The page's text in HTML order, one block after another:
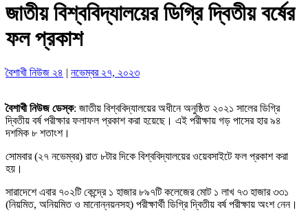
জাতীয় বিশ্ববিদ্যালয়ের ডিগ্রি দ্বিতীয় বর্ষের
ফল প্রকাশ
বৈশাখী নিউজ ২৪ | নভেম্বর ২৭, ২০২৩
বৈশাখী নিউজ ডেস্ক: জাতীয় বিশ্ববিদ্যালয়ের অধীনে অনুষ্ঠিত ২০২১ সালের ডিগ্রি
দ্বিতীয় বর্ষ পরীক্ষার ফলাফল প্রকাশ করা হয়েছে। এই পরীক্ষায় গড় পাসের হার ৯৪
দশমিক ৮ শতাংশ।
সোমবার (২৭ নভেম্বর) রাত ৮টার দিকে বিশ্ববিদ্যালয়ের ওয়েবসাইটে ফল প্রকাশ করা
হয়।
সারাদেশে এবার ৭০২টি কেন্দ্রে ১ হাজার ৮৯৭টি কলেজের মোট ১ লাখ ৭৩ হাজার ৩৩১
(নিয়মিত, অনিয়মিত ও মানোন্নয়নসহ) পরীক্ষার্থী ডিগ্রি দ্বিতীয় বর্ষ পরীক্ষায় অংশ নেন।